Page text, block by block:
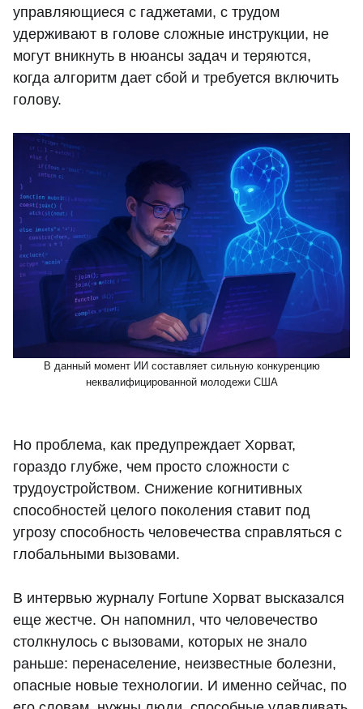
управляющиеся с гаджетами, с трудом
удерживают в голове сложные инструкции, не
могут вникнуть в нюансы задач и теряются,
когда алгоритм дает сбой и требуется включить
голову.
В данный момент ИИ составляет сильную конкуренцию
неквалифицированной молодежи США
Но проблема, как предупреждает Хорват,
гораздо глубже, чем просто сложности с
трудоустройством. Снижение когнитивных
способностей целого поколения ставит под
угрозу способность человечества справляться с
глобальными вызовами.
В интервью журналу Fortune Хорват высказался
еще жестче. Он напомнил, что человечество
столкнулось с вызовами, которых не знало
раньше: перенаселение, неизвестные болезни,
опасные новые технологии. И именно сейчас, по